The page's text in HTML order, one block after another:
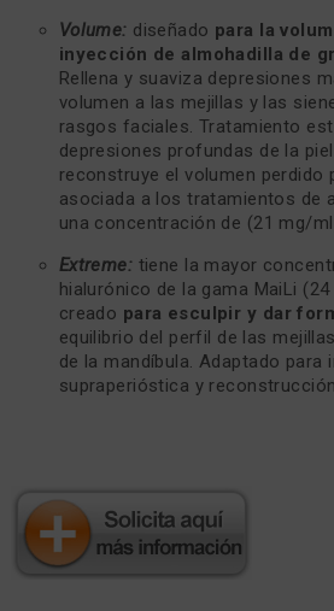
Volume: diseñado para la
inyección de almohadilla de
Rellena y suaviza depresiones
volumen a las mejillas y las
rasgos faciales. Tratamiento
depresiones profundas de la
reconstruye el volumen perdido
asociada a los tratamientos de
una concentración de (21 mg/
Extreme: tiene la mayor
hialurónico de la gama MaiLi
creado para esculpir y dar
equilibrio del perfil de las
de la mandíbula. Adaptado para
supraperióstica y